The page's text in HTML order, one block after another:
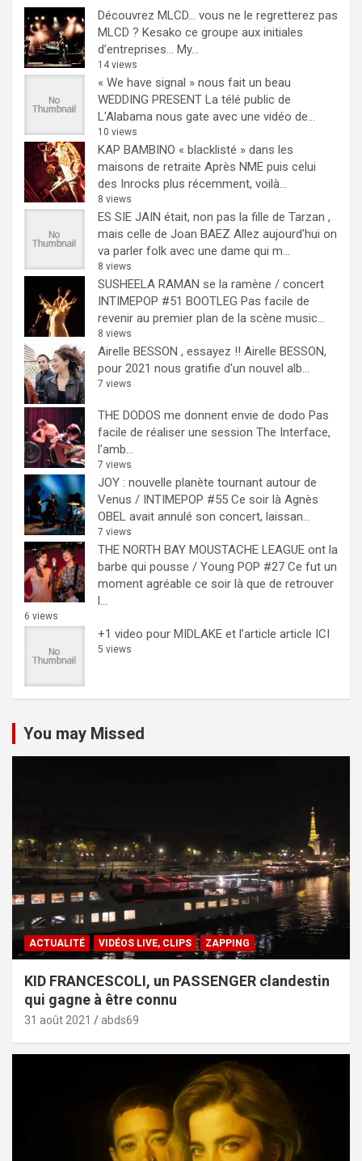
Découvrez MLCD… vous ne le regretterez pas
MLCD ? Kesako ce groupe aux initiales
d’entreprises… My...
14 views
« We have signal » nous fait un beau
WEDDING PRESENT La télé public de
L'Alabama nous gate avec une vidéo de...
10 views
KAP BAMBINO « blacklisté » dans les
maisons de retraite Après NME puis celui
des Inrocks plus récemment, voilà...
8 views
ES SIE JAIN était, non pas la fille de Tarzan ,
mais celle de Joan BAEZ Allez aujourd'hui on
va parler folk avec une dame qui m...
8 views
SUSHEELA RAMAN se la ramène / concert
INTIMEPOP #51 BOOTLEG Pas facile de
revenir au premier plan de la scène music...
8 views
Airelle BESSON , essayez !! Airelle BESSON,
pour 2021 nous gratifie d'un nouvel alb...
7 views
THE DODOS me donnent envie de dodo Pas
facile de réaliser une session The Interface,
l'amb...
7 views
JOY : nouvelle planète tournant autour de
Venus / INTIMEPOP #55 Ce soir là Agnès
OBEL avait annulé son concert, laissan...
7 views
THE NORTH BAY MOUSTACHE LEAGUE ont la
barbe qui pousse / Young POP #27 Ce fut un
moment agréable ce soir là que de retrouver
l...
6 views
+1 video pour MIDLAKE et l’article article ICI
5 views
You may Missed
ACTUALITÉ VIDÉOS LIVE, CLIPS ZAPPING
KID FRANCESCOLI, un PASSENGER clandestin
qui gagne à être connu
31 août 2021 abds69